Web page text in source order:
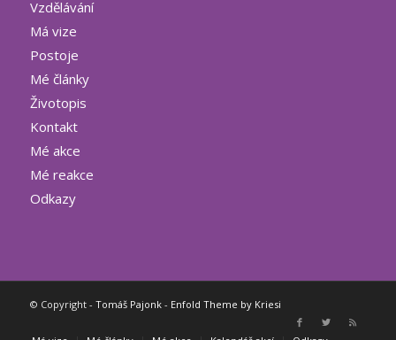
Vzdělávání
Má vize
Postoje
Mé články
Životopis
Kontakt
Mé akce
Mé reakce
Odkazy
© Copyright - Tomáš Pajonk- Enfold Theme by Kriesi